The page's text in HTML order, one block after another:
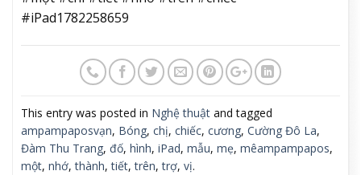
#iPad1782258659
This entry was posted in Nghệ thuật and tagged
ampampaposvạn, Bóng, chị, chiếc, cương, Cường Đô La,
Đàm Thu Trang, đố, hình, iPad, mẫu, mẹ, mêampampapos,
một, nhớ,thành,tiết,trên,trợ, vị.